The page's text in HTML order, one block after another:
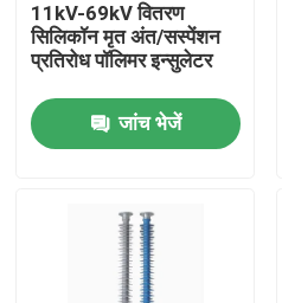
घर
11kV-69kV वितरण
सिलिकॉन मृत अंत/सस्पेंशन
प्रतिरोध पॉलिमर इन्सुलेटर
जांच भेजें